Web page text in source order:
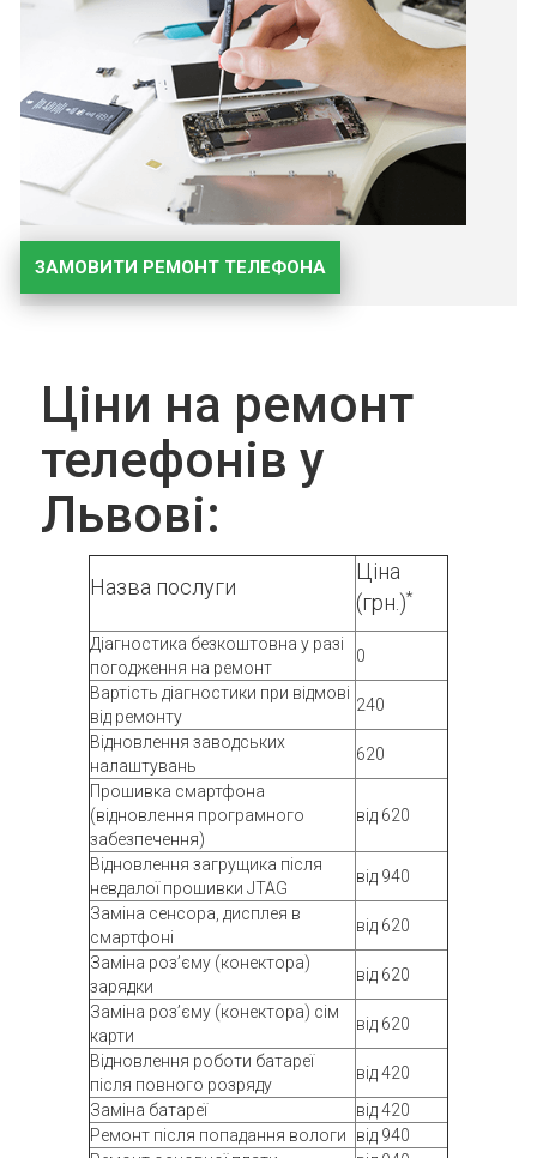
ЗАМОВИТИ РЕМОНТ ТЕЛЕФОНА
Ціни на ремонт
телефонів у
Львові:
Назва послуги
Ціна
(грн.)*
Діагностика безкоштовна у разі
погодження на ремонт
0
Вартість діагностики при відмові
від ремонту
240
Відновлення заводських
налаштувань
620
Прошивка смартфона
(відновлення програмного
забезпечення)
від 620
Відновлення загрущика після
невдалої прошивки JTAG
від 940
Заміна сенсора, дисплея в
смартфоні
від 620
Заміна роз’єму (конектора)
зарядки
від 620
Заміна роз’єму (конектора) сім
карти
від 620
Відновлення роботи батареї
після повного розряду
від 420
Заміна батареї
від 420
Ремонт після попадання вологи
від 940